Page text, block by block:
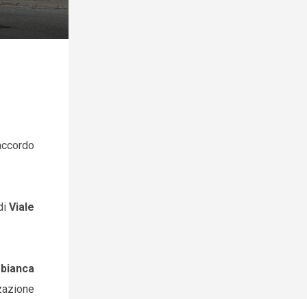
Viale